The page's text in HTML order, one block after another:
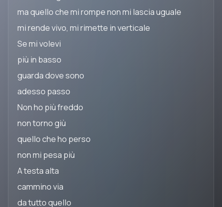
ma quello che mi rompe non mi lascia uguale
mi rende vivo, mi rimette in verticale
Se mi volevi
più in basso
guarda dove sono
adesso passo
Non ho più freddo
non torno giù
quello che ho perso
non mi pesa più
A testa alta
cammino via
da tutto quello